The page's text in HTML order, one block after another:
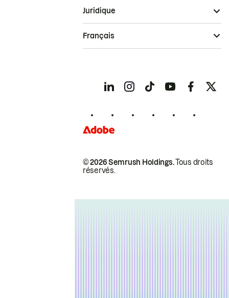
© 2026 Semrush Holdings.Tous droits
réservés.
Juridique
Français